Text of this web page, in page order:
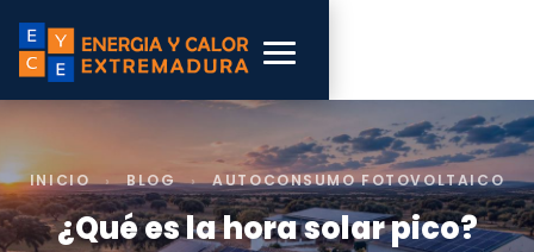
INICIO › BLOG › AUTOCONSUMO FOTOVOLTAICO
¿Qué es la hora solar pico?